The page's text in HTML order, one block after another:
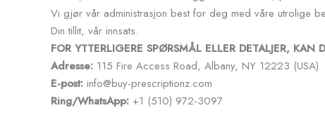
Vi gjør vår administrasjon best for deg med våre utrolige
Din tillit, vår innsats.
FOR YTTERLIGERE SPØRSMÅL ELLER DETALJER, KAN
Adresse: 115 Fire Access Road, Albany, NY 12223 (USA)
E-post: info@buy-prescriptionz.com
Ring/WhatsApp: +1 (510) 972-3097